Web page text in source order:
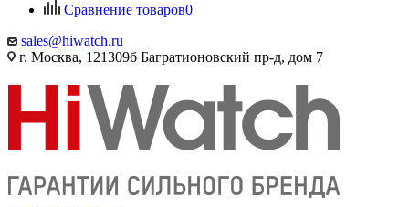
Сравнение товаров0
sales@hiwatch.ru
г. Москва, 121309б Багратионовский пр-д, дом 7